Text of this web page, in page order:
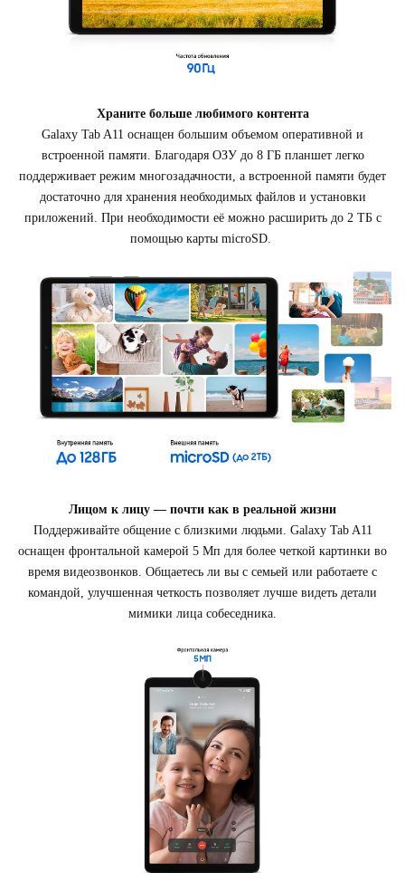
Храните больше любимого контента
Galaxy Tab A11 оснащен большим объемом оперативной и
встроенной памяти. Благодаря ОЗУ до 8 ГБ планшет легко
поддерживает режим многозадачности, а встроенной памяти будет
достаточно для хранения необходимых файлов и установки
приложений. При необходимости её можно расширить до 2 ТБ с
помощью карты microSD.
Лицом к лицу — почти как в реальной жизни
Поддерживайте общение с близкими людьми. Galaxy Tab A11
оснащен фронтальной камерой 5 Мп для более четкой картинки во
время видеозвонков. Общаетесь ли вы с семьей или работаете с
командой, улучшенная четкость позволяет лучше видеть детали
мимики лица собеседника.